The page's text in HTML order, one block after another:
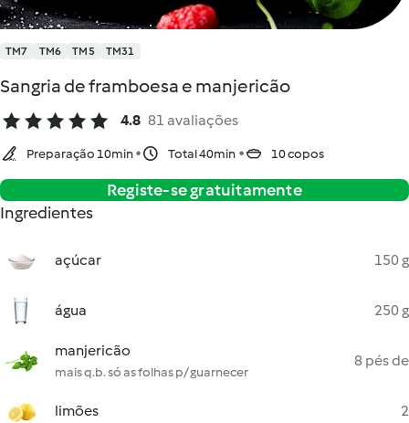
TM7 TM6 TM5 TM31
Sangria de framboesa e manjericão
4.8 81 avaliações
Preparação 10min Total 40min 10 copos
Registe-se gratuitamente
Ingredientes
açúcar 150 g
água 250 g
manjericão
mais q.b. só as folhas p/ guarnecer
8 pés de
limões 2